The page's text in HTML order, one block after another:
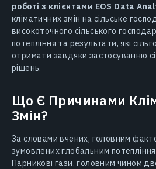
роботі з клієнтами EOS Data
кліматичних змін на сільське
високоточного сільського
потепління та результати, які
отримати завдяки застосуванню
рішень.
Що Є Причинами
Змін?
За словами вчених, головним
зумовлених глобальним
Парникові гази, головним чином